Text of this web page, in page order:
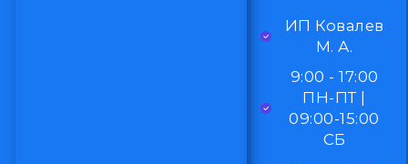
ИП Ковалев
М. А.
9:00 - 17:00
ПН-ПТ |
09:00-15:00
СБ